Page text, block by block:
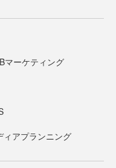
マーケティング
ィアプランニング